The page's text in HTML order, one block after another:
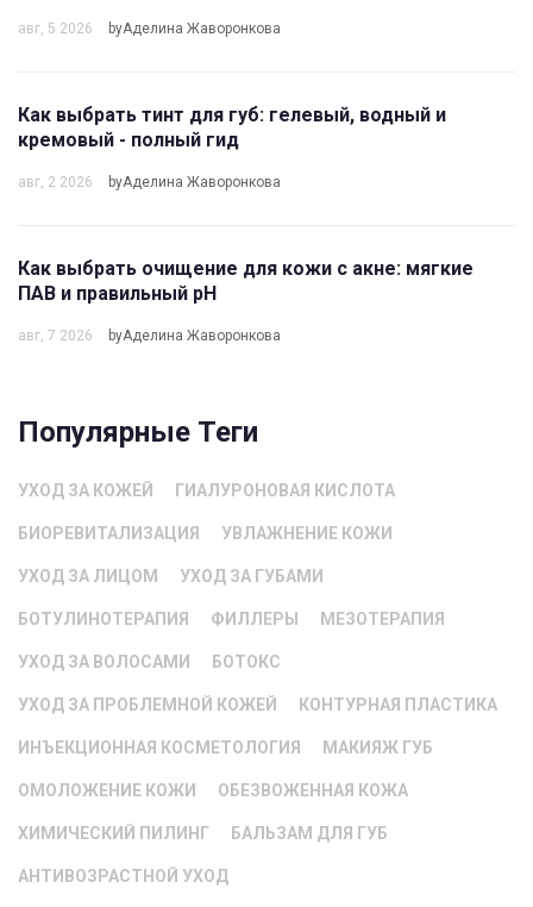
авг, 5 2026 byАделина Жаворонкова
Как выбрать тинт для губ: гелевый, водный и
кремовый - полный гид
авг, 2 2026 byАделина Жаворонкова
Как выбрать очищение для кожи с акне: мягкие
ПАВ и правильный pH
авг, 7 2026 byАделина Жаворонкова
Популярные Теги
УХОД ЗА КОЖЕЙ ГИАЛУРОНОВАЯ КИСЛОТА
БИОРЕВИТАЛИЗАЦИЯ УВЛАЖНЕНИЕ КОЖИ
УХОД ЗА ЛИЦОМ УХОД ЗА ГУБАМИ
БОТУЛИНОТЕРАПИЯ ФИЛЛЕРЫ МЕЗОТЕРАПИЯ
УХОД ЗА ВОЛОСАМИ БОТОКС
УХОД ЗА ПРОБЛЕМНОЙ КОЖЕЙ КОНТУРНАЯ ПЛАСТИКА
ИНЪЕКЦИОННАЯ КОСМЕТОЛОГИЯ МАКИЯЖ ГУБ
ОМОЛОЖЕНИЕ КОЖИ ОБЕЗВОЖЕННАЯ КОЖА
ХИМИЧЕСКИЙ ПИЛИНГ БАЛЬЗАМ ДЛЯ ГУБ
АНТИВОЗРАСТНОЙ УХОД